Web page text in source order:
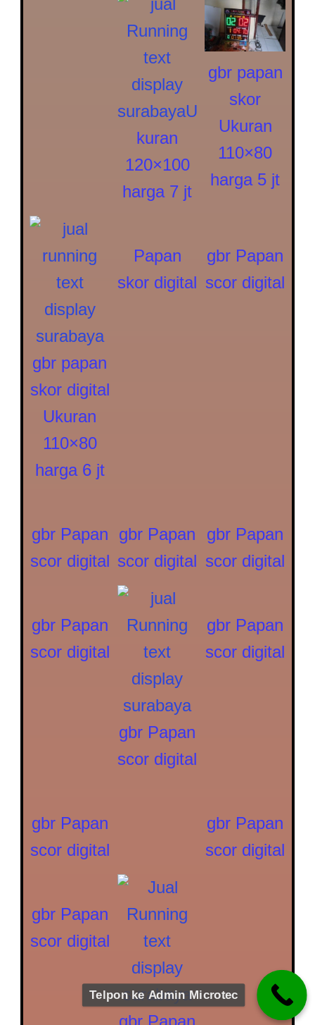
kuran
120×100
harga 7 jt
gbr papan
skor
Ukuran
110×80
harga 5 jt
gbr papan
skor digital
Ukuran
110×80
harga 6 jt
Papan
skor digital
gbr Papan
scor digital
gbr Papan
scor digital
gbr Papan
scor digital
gbr Papan
scor digital
gbr Papan
scor digital
gbr Papan
scor digital
gbr Papan
scor digital
gbr Papan
scor digital
gbr Papan
scor digital
gbr Papan
scor digital
gbr Papan
Telpon ke Admin Microtec